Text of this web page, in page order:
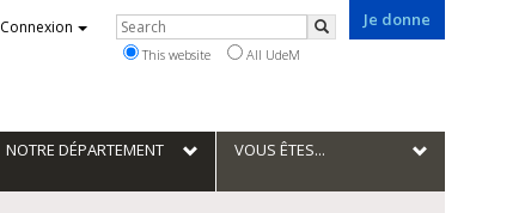
Je donne
Connexion Rechercher
Search
This website All UdeM
NOTRE DÉPARTEMENT VOUS ÊTES...